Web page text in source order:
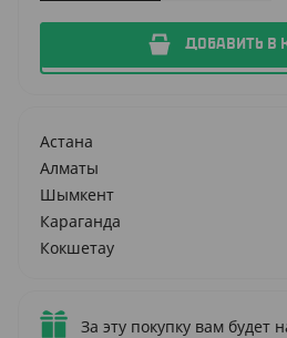
ДОБАВИТЬ В
Астана
Алматы
Шымкент
Караганда
Кокшетау
За эту покупку вам будет